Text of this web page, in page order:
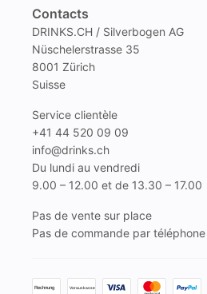
Contacts
DRINKS.CH / Silverbogen AG
Nüschelerstrasse 35
8001 Zürich
Suisse
Service clientèle
+41 44 520 09 09
info@drinks.ch
Du lundi au vendredi
9.00 – 12.00 et de 13.30 – 17.00
Pas de vente sur place
Pas de commande par téléphone